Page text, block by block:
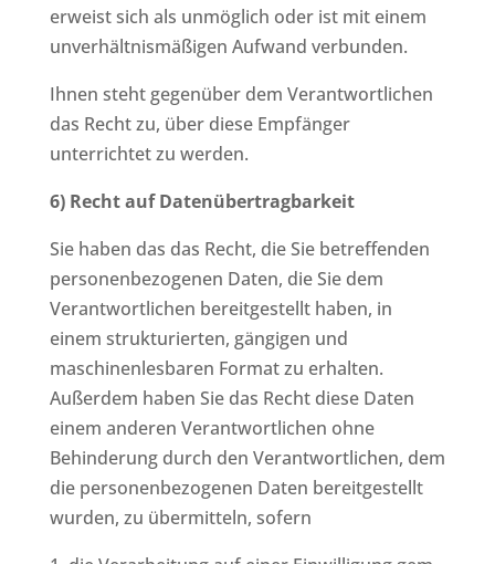
erweist sich als unmöglich oder ist mit einem
unverhältnismäßigen Aufwand verbunden.
Ihnen steht gegenüber dem Verantwortlichen
das Recht zu, über diese Empfänger
unterrichtet zu werden.
6) Recht auf Datenübertragbarkeit
Sie haben das das Recht, die Sie betreffenden
personenbezogenen Daten, die Sie dem
Verantwortlichen bereitgestellt haben, in
einem strukturierten, gängigen und
maschinenlesbaren Format zu erhalten.
Außerdem haben Sie das Recht diese Daten
einem anderen Verantwortlichen ohne
Behinderung durch den Verantwortlichen, dem
die personenbezogenen Daten bereitgestellt
wurden, zu übermitteln, sofern